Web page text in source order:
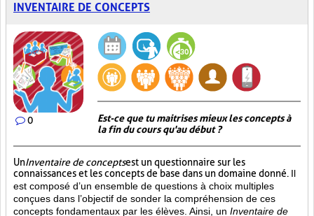
INVENTAIRE DE CONCEPTS
0
Est-ce que tu maitrises mieux les concepts à
la fin du cours qu'au début ?
UnInventaire de conceptsest un questionnaire sur les
connaissances et les concepts de base dans un domaine donné. Il
est composé d’un ensemble de questions à choix multiples
conçues dans l’objectif de sonder la compréhension de ces
concepts fondamentaux par les élèves. Ainsi, un Inventaire de